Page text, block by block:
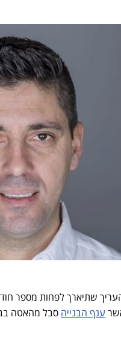
שתיארך לפחות מספר
ענף הבנייה סבל מהאטה